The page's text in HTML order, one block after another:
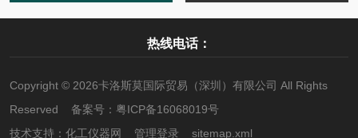
热线电话：
Copyright © 2026卡洛斯莫国际贸易（深圳）有限公司 All Rights
Reserved 备案号： 粤ICP备16068019号
技术支持： 化工仪器网 管理登录 sitemap.xml